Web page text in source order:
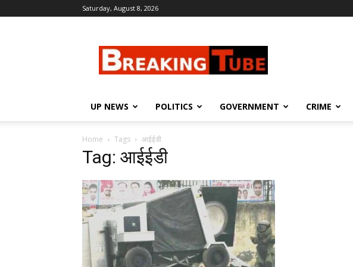
Saturday, August 8, 2026
UP NEWS POLITICS GOVERNMENT CRIME
Home Tags आईईडी
Tag: आईईडी